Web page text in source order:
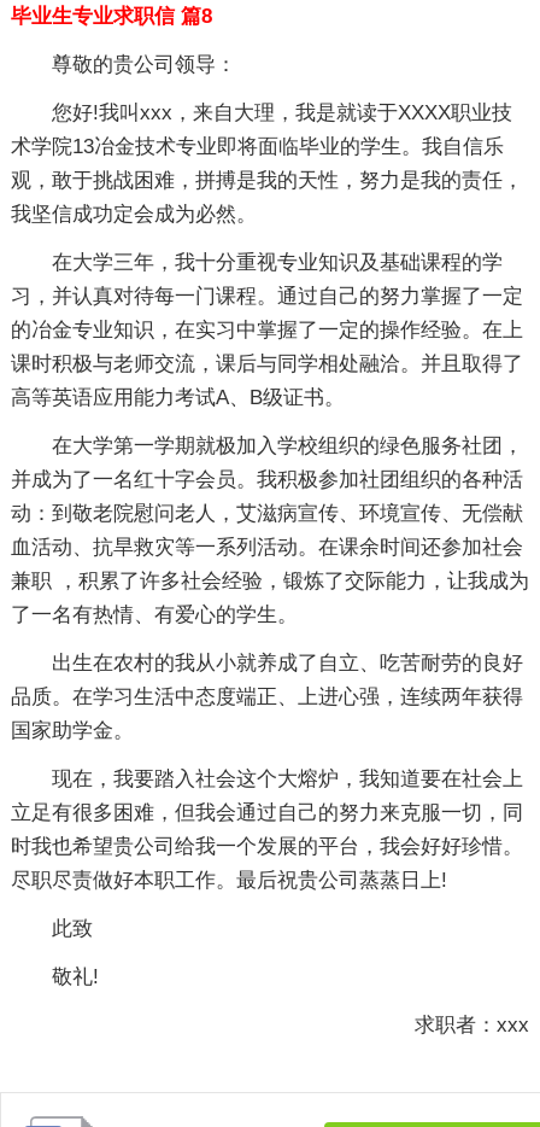
毕业生专业求职信 篇8
尊敬的贵公司领导：
您好!我叫xxx，来自大理，我是就读于XXXX职业技
术学院13冶金技术专业即将面临毕业的学生。我自信乐
观，敢于挑战困难，拼搏是我的天性，努力是我的责任，
我坚信成功定会成为必然。
在大学三年，我十分重视专业知识及基础课程的学
习，并认真对待每一门课程。通过自己的努力掌握了一定
的冶金专业知识，在实习中掌握了一定的操作经验。在上
课时积极与老师交流，课后与同学相处融洽。并且取得了
高等英语应用能力考试A、B级证书。
在大学第一学期就极加入学校组织的绿色服务社团，
并成为了一名红十字会员。我积极参加社团组织的各种活
动：到敬老院慰问老人，艾滋病宣传、环境宣传、无偿献
血活动、抗旱救灾等一系列活动。在课余时间还参加社会
兼职 ，积累了许多社会经验，锻炼了交际能力，让我成为
了一名有热情、有爱心的学生。
出生在农村的我从小就养成了自立、吃苦耐劳的良好
品质。在学习生活中态度端正、上进心强，连续两年获得
国家助学金。
现在，我要踏入社会这个大熔炉，我知道要在社会上
立足有很多困难，但我会通过自己的努力来克服一切，同
时我也希望贵公司给我一个发展的平台，我会好好珍惜。
尽职尽责做好本职工作。最后祝贵公司蒸蒸日上!
此致
敬礼!
求职者：xxx